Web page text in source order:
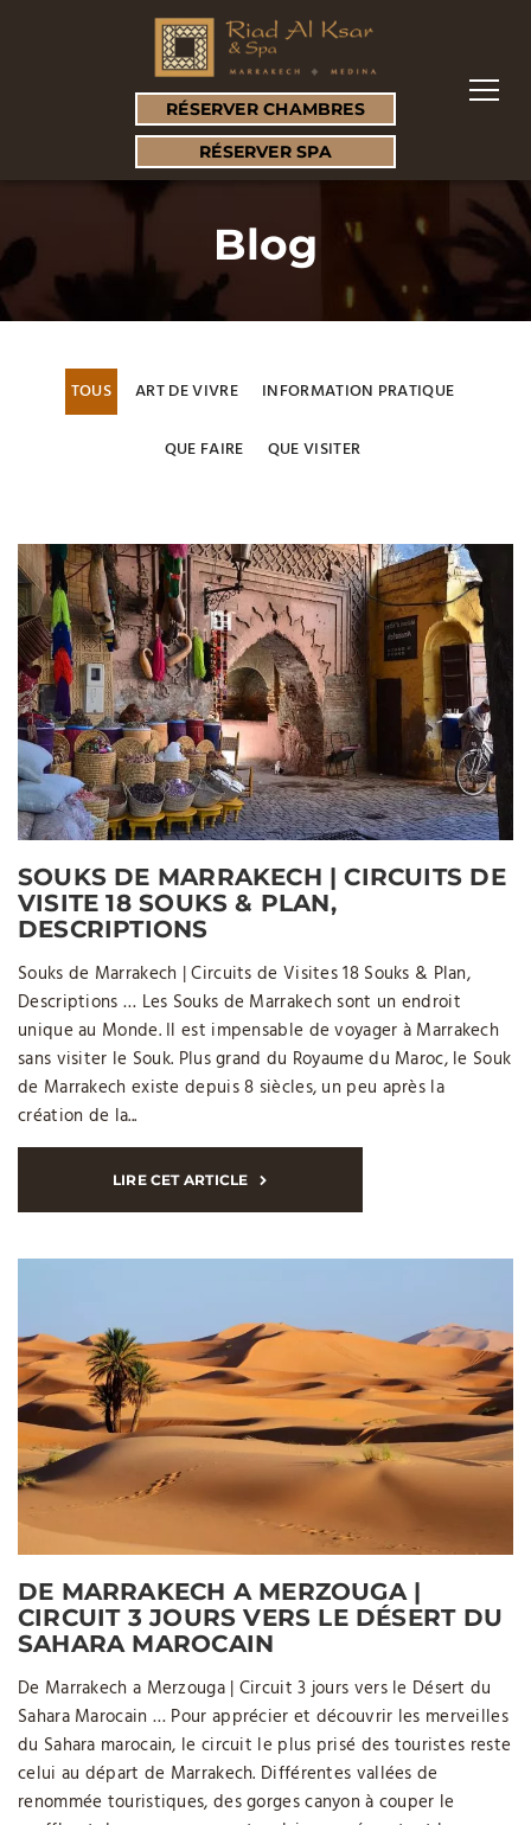
RÉSERVER CHAMBRES
RÉSERVER SPA
Blog
TOUS ART DE VIVRE INFORMATION PRATIQUE
QUE FAIRE QUE VISITER
SOUKS DE MARRAKECH | CIRCUITS DE
VISITE 18 SOUKS & PLAN,
DESCRIPTIONS
Souks de Marrakech­ | Circuits de Visites 18 Souks & Plan,
Descriptions … Les Souks de Marrakech sont un endroit
unique au Monde. Il est impensable de voyager à Marrakech
sans visiter le Souk. Plus grand du Royaume du Maroc, le Souk
de Marrakech existe depuis 8 siècles, un peu après la
création de la...
LIRE CET ARTICLE
DE MARRAKECH A MERZOUGA |
CIRCUIT 3 JOURS VERS LE DÉSERT DU
SAHARA MAROCAIN
De Marrakech a Merzouga | Circuit 3 jours vers le Désert du
Sahara Marocain … Pour apprécier et découvrir les merveilles
du Sahara marocain, le circuit le plus prisé des touristes reste
celui au départ de Marrakech. Différentes vallées de
renommée touristiques, des gorges canyon à couper le